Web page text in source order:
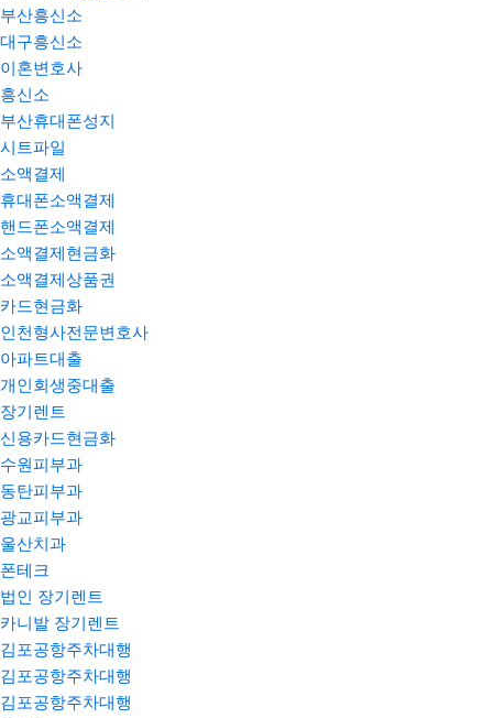
부산흥신소
대구흥신소
이혼변호사
흥신소
부산휴대폰성지
시트파일
소액결제
휴대폰소액결제
핸드폰소액결제
소액결제현금화
소액결제상품권
카드현금화
인천형사전문변호사
아파트대출
개인회생중대출
장기렌트
신용카드현금화
수원피부과
동탄피부과
광교피부과
울산치과
폰테크
법인 장기렌트
카니발 장기렌트
김포공항주차대행
김포공항주차대행
김포공항주차대행